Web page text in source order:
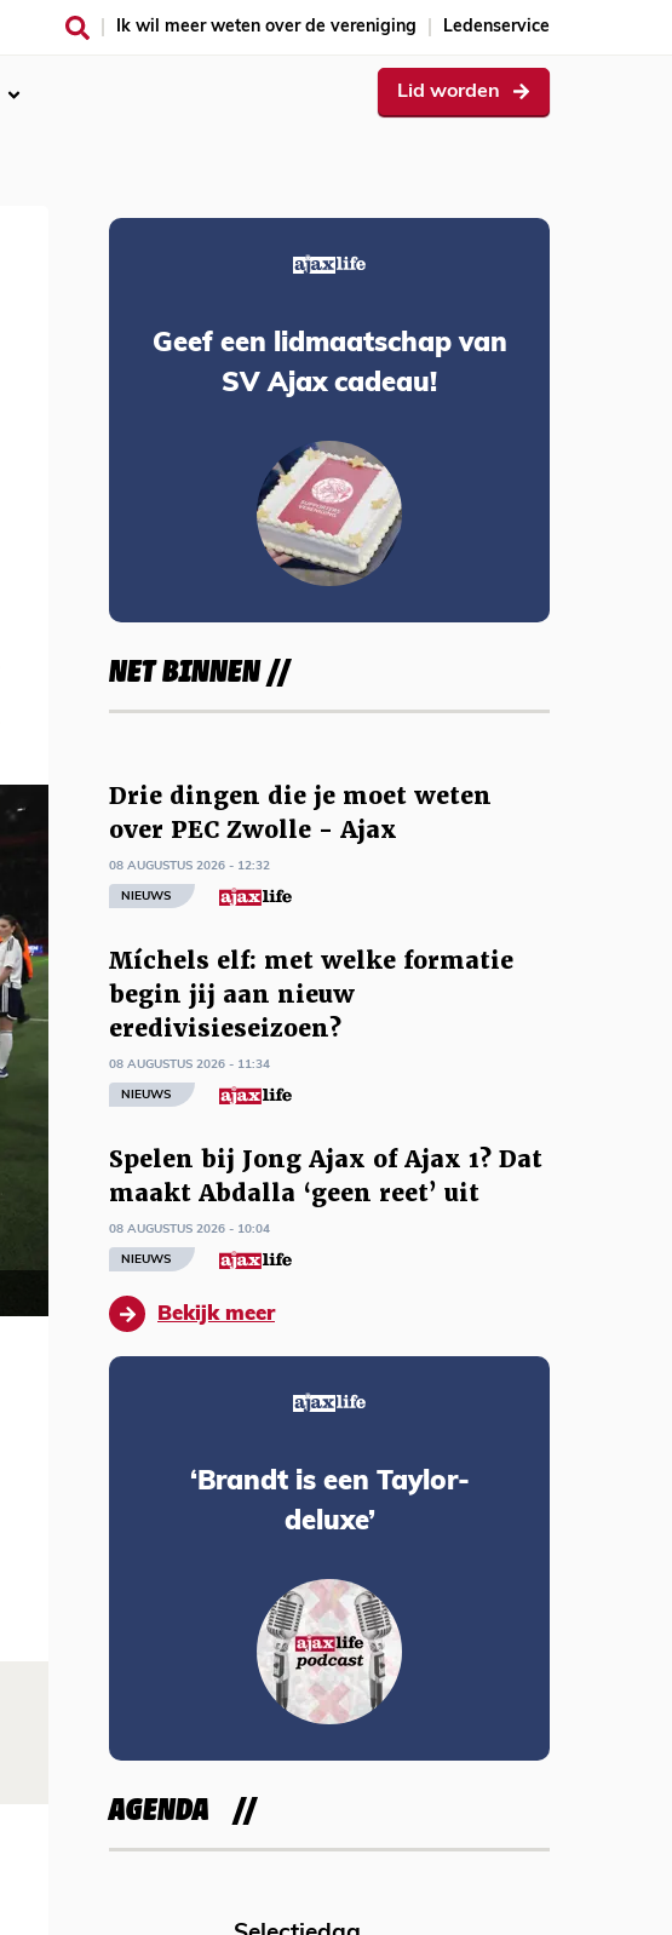
Ik wil meer weten over de vereniging Ledenservice
Lid worden
Geef een lidmaatschap van
SV Ajax cadeau!
NET BINNEN //
Drie dingen die je moet weten
over PEC Zwolle - Ajax
08 AUGUSTUS 2026 - 12:32
NIEUWS
Míchels elf: met welke formatie
begin jij aan nieuw
eredivisieseizoen?
08 AUGUSTUS 2026 - 11:34
NIEUWS
Spelen bij Jong Ajax of Ajax 1? Dat
maakt Abdalla ‘geen reet’ uit
08 AUGUSTUS 2026 - 10:04
NIEUWS
Bekijk meer
‘Brandt is een Taylor-
deluxe’
AGENDA